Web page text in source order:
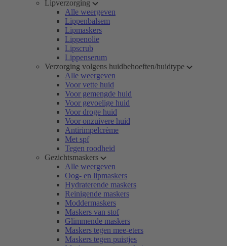
Lipverzorging
Alle weergeven
Lippenbalsem
Lipmaskers
Lippenolie
Lipscrub
Lippenserum
Verzorging volgens huidbehoeften/huidtype
Alle weergeven
Voor vette huid
Voor gemengde huid
Voor gevoelige huid
Voor droge huid
Voor onzuivere huid
Antirimpelcrème
Met spf
Tegen roodheid
Gezichtsmaskers
Alle weergeven
Oog- en lipmaskers
Hydraterende maskers
Reinigende maskers
Moddermaskers
Maskers van stof
Glimmende maskers
Maskers tegen mee-eters
Maskers tegen puistjes